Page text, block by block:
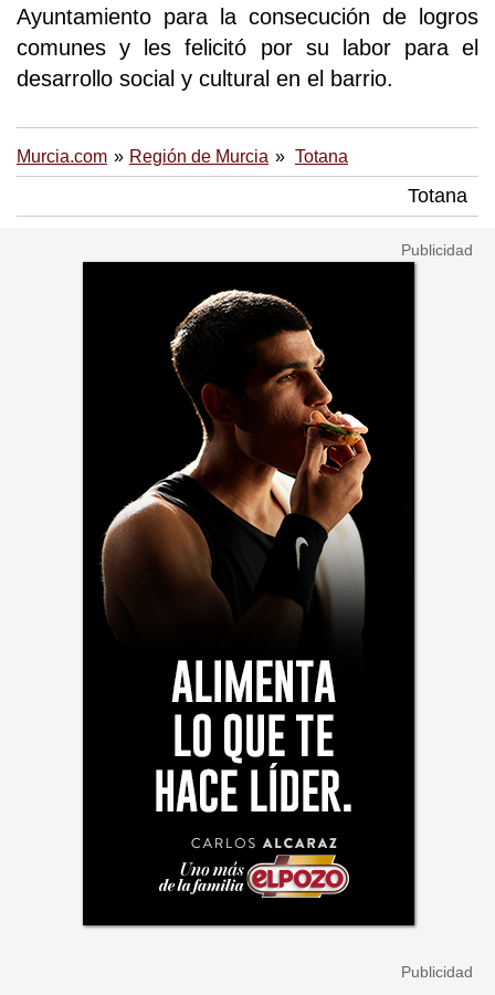
Ayuntamiento para la consecución de logros
comunes y les felicitó por su labor para el
desarrollo social y cultural en el barrio.
Murcia.com Región de Murcia Totana
Totana